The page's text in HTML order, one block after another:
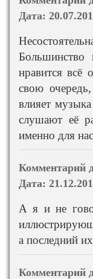
Дата:
нравится всё
свою
влияет
слушают её
именно для
Комментарий
Дата:
А я и не
а последний
Комментарий